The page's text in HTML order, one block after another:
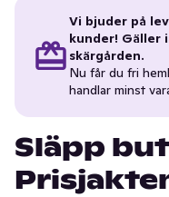
Vi bjuder på
kunder! Gäller
skärgården.
Nu får du fri
handlar minst
Släpp